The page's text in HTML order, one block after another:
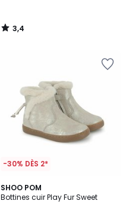
3,4
/
-30% DÈS 2*
SHOO POM
Bottines cuir Play Fur Sweet